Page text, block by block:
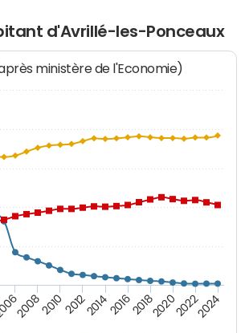
d'Avrillé-les-Ponceaux
ministère de l'Economie)
200820102012201420162018202020222024